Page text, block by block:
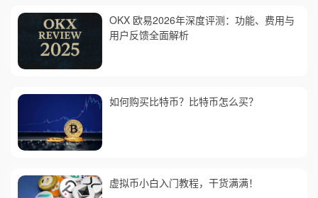
OKX 欧易2026年深度评测：功能、费用与
用户反馈全面解析
如何购买比特币？比特币怎么买？
虚拟币小白入门教程，干货满满！